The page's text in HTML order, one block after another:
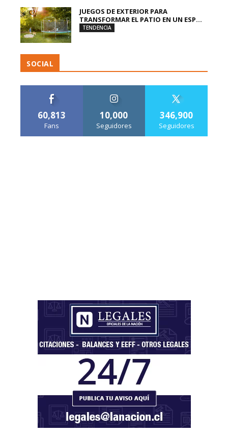
JUEGOS DE EXTERIOR PARA
TRANSFORMAR EL PATIO EN UN ESP...
TENDENCIA
SOCIAL
60,813
Fans
10,000
Seguidores
346,900
Seguidores